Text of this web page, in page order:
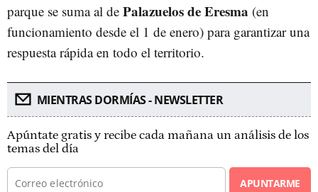
parque se suma al de Palazuelos de Eresma (en
funcionamiento desde el 1 de enero) para garantizar una
respuesta rápida en todo el territorio.
MIENTRAS DORMÍAS - NEWSLETTER
Apúntate gratis y recibe cada mañana un análisis de los
temas del día
APUNTARME